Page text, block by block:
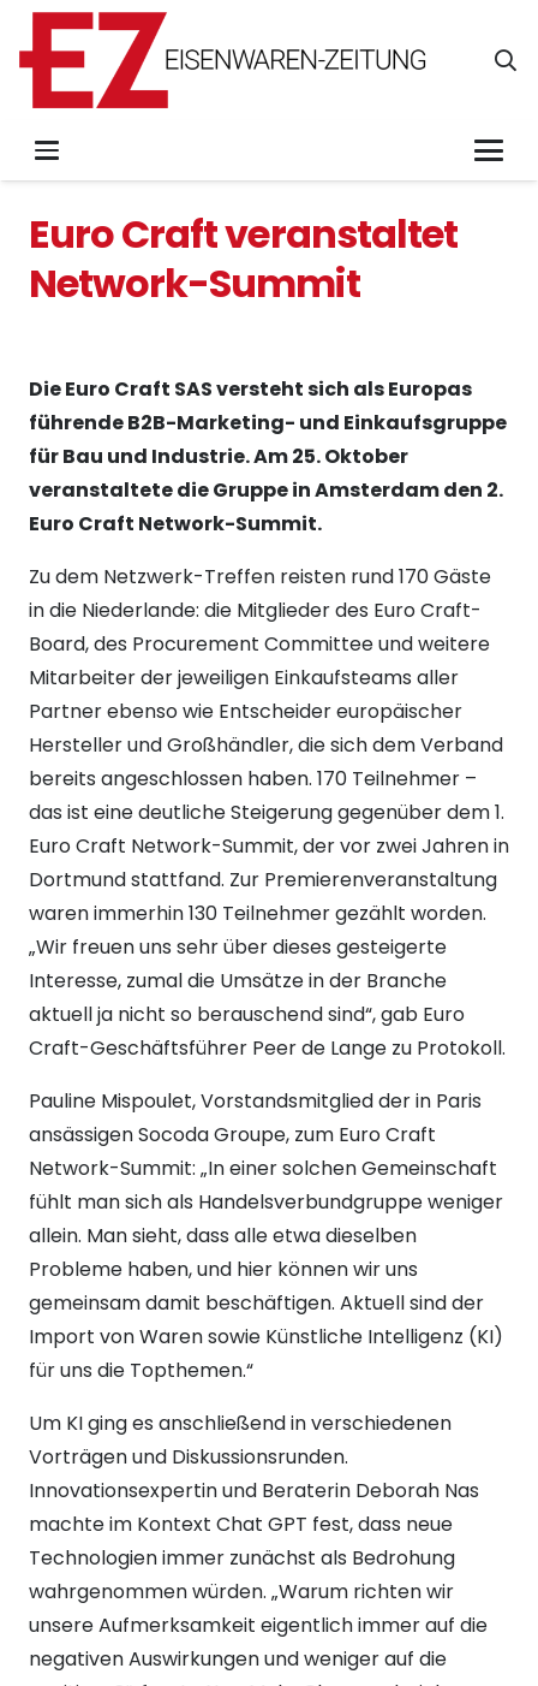
Euro Craft veranstaltet
Network-Summit
Die Euro Craft SAS versteht sich als Europas
führende B2B-Marketing- und Einkaufsgruppe
für Bau und Industrie. Am 25. Oktober
veranstaltete die Gruppe in Amsterdam den 2.
Euro Craft Network-Summit.
Zu dem Netzwerk-Treffen reisten rund 170 Gäste
in die Niederlande: die Mitglieder des Euro Craft-
Board, des Procurement Committee und weitere
Mitarbeiter der jeweiligen Einkaufsteams aller
Partner ebenso wie Entscheider europäischer
Hersteller und Großhändler, die sich dem Verband
bereits angeschlossen haben. 170 Teilnehmer –
das ist eine deutliche Steigerung gegenüber dem 1.
Euro Craft Network-Summit, der vor zwei Jahren in
Dortmund stattfand. Zur Premierenveranstaltung
waren immerhin 130 Teilnehmer gezählt worden.
„Wir freuen uns sehr über dieses gesteigerte
Interesse, zumal die Umsätze in der Branche
aktuell ja nicht so berauschend sind“, gab Euro
Craft-Geschäftsführer Peer de Lange zu Protokoll.
Pauline Mispoulet, Vorstandsmitglied der in Paris
ansässigen Socoda Groupe, zum Euro Craft
Network-Summit: „In einer solchen Gemeinschaft
fühlt man sich als Handelsverbundgruppe weniger
allein. Man sieht, dass alle etwa dieselben
Probleme haben, und hier können wir uns
gemeinsam damit beschäftigen. Aktuell sind der
Import von Waren sowie Künstliche Intelligenz (KI)
für uns die Topthemen.“
Um KI ging es anschließend in verschiedenen
Vorträgen und Diskussionsrunden.
Innovationsexpertin und Beraterin Deborah Nas
machte im Kontext Chat GPT fest, dass neue
Technologien immer zunächst als Bedrohung
wahrgenommen würden. „Warum richten wir
unsere Aufmerksamkeit eigentlich immer auf die
negativen Auswirkungen und weniger auf die